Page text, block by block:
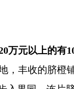
万元以上的有
，丰收的脐橙